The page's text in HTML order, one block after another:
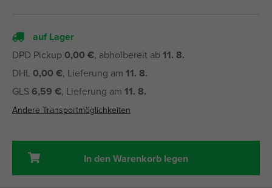
auf Lager
DPD Pickup 0,00 €, abholbereit ab 11. 8.
DHL0,00 €, Lieferung am 11. 8.
GLS6,59 €, Lieferung am 11. 8.
Andere Transportmöglichkeiten
In den Warenkorb legen